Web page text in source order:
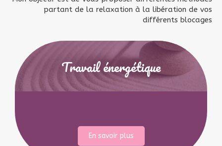
partant de la relaxation à la libération de vos
différents blocages
Travail énergétique
En savoir plus